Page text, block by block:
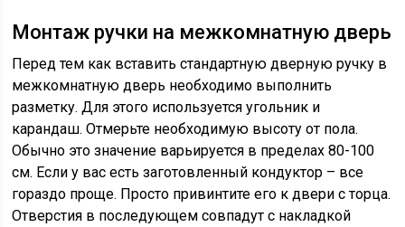
Монтаж ручки на межкомнатную дверь
Перед тем как вставить стандартную дверную ручку в
межкомнатную дверь необходимо выполнить
разметку. Для этого используется угольник и
карандаш. Отмерьте необходимую высоту от пола.
Обычно это значение варьируется в пределах 80-100
см. Если у вас есть заготовленный кондуктор – все
гораздо проще. Просто привинтите его к двери с торца.
Отверстия в последующем совпадут с накладкой